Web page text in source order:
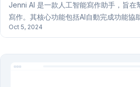
Jenni AI 是一款人工智能寫作助手，旨在
寫作。其核心功能包括AI自動完成功能協
APA、MLA、IEEE、芝加哥或哈佛等多種
研究論文快速理解與總結、文本改寫與
功能，以及LaTeX、.docx或HTML格式
Oct 5, 2024